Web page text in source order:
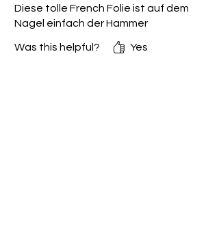
Diese tolle French Folie ist auf dem
Nagel einfach der Hammer
Was this helpful? Yes